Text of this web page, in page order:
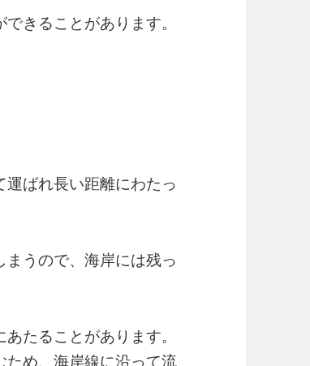
きることがあります。
ばれ長い距離にわたっ
うので、海岸には残っ
たることがあります。
ため、海岸線に沿って流